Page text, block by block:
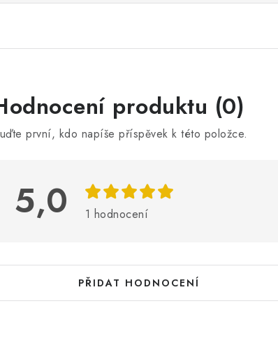
produktu (0)
první, kdo napíše příspěvek k této položce.
5,0 1 hodnocení
PŘIDAT HODNOCENÍ